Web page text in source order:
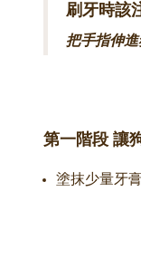
刷牙時該
把手指伸
第一階段 讓
塗抹少量牙